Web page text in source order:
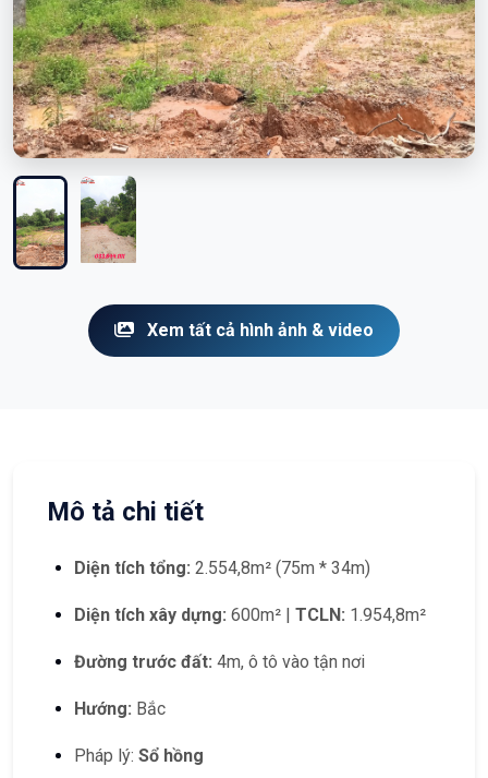
Xem tất cả hình ảnh & video
Mô tả chi tiết
Diện tích tổng: 2.554,8m² (75m * 34m)
Diện tích xây dựng: 600m² | TCLN: 1.954,8m²
Đường trước đất: 4m, ô tô vào tận nơi
Hướng: Bắc
Pháp lý: Sổ hồng